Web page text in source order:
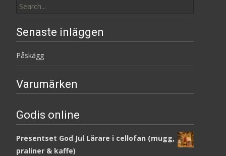
for:
Senaste inläggen
Påskägg
Varumärken
Godis online
Presentset God Jul Lärare i cellofan (mugg,
praliner & kaffe)